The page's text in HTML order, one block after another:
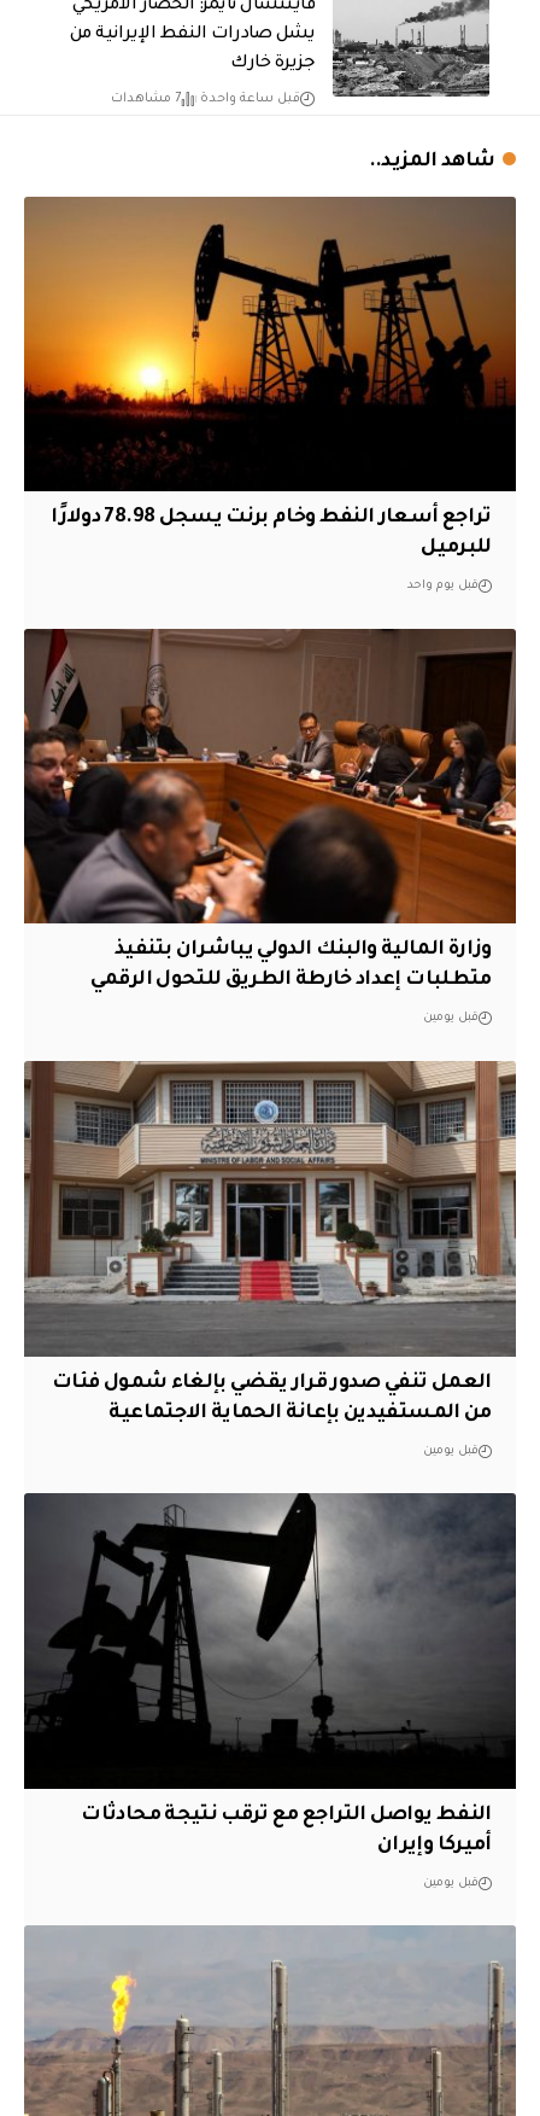
فايننشال تايمز: الحصار الأمريكي
يشل صادرات النفط الإيرانية من
جزيرة خارك
قبل ساعة واحدة 7 مشاهدات
شاهد المزيد..
تراجع أسعار النفط وخام برنت يسجل 78.98 دولارًا
للبرميل
قبل يوم واحد
وزارة المالية والبنك الدولي يباشران بتنفيذ
متطلبات إعداد خارطة الطريق للتحول الرقمي
قبل يومين
العمل تنفي صدور قرار يقضي بإلغاء شمول فئات
من المستفيدين بإعانة الحماية الاجتماعية
قبل يومين
النفط يواصل التراجع مع ترقب نتيجة محادثات
أميركا وإيران
قبل يومين